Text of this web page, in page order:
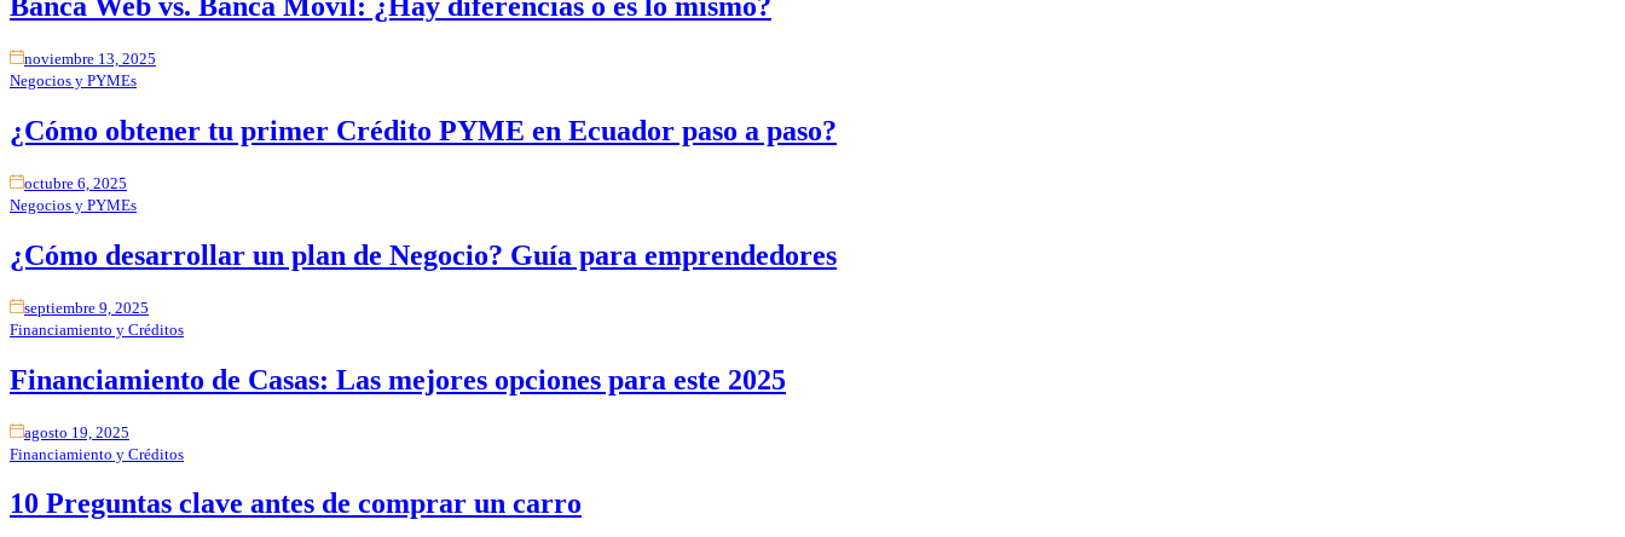
noviembre 13, 2025
Negocios y PYMEs
¿Cómo obtener tu primer Crédito PYME en Ecuador paso a paso?
octubre 6, 2025
Negocios y PYMEs
¿Cómo desarrollar un plan de Negocio? Guía para emprendedores
septiembre 9, 2025
Financiamiento y Créditos
Financiamiento de Casas: Las mejores opciones para este 2025
agosto 19, 2025
Financiamiento y Créditos
10 Preguntas clave antes de comprar un carro